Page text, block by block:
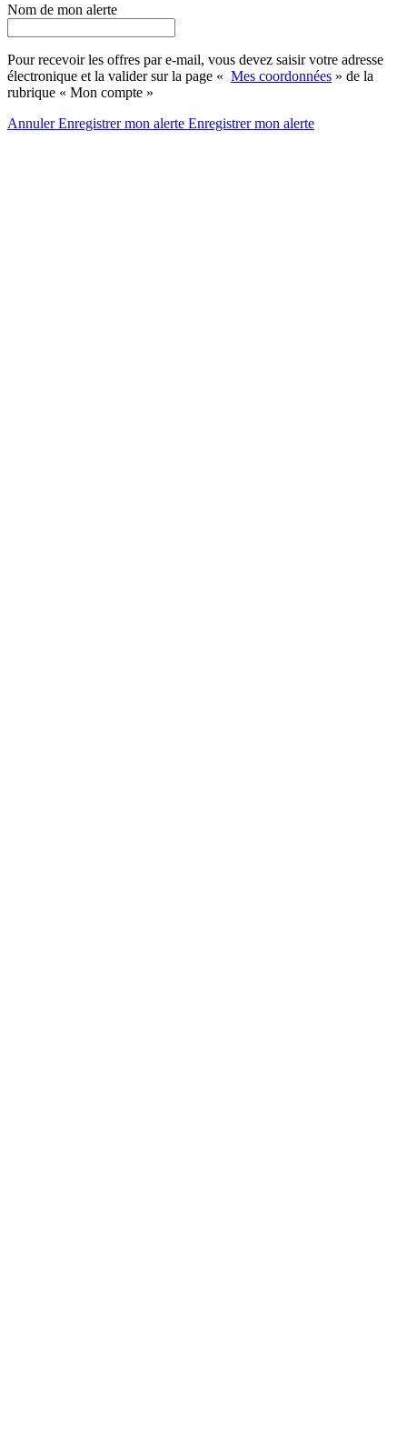
Nom de mon alerte
Pour recevoir les offres par e-mail, vous devez saisir votre adresse
électronique et la valider sur la page « Mes coordonnées » de la
rubrique « Mon compte »
AnnulerEnregistrer mon alerte Enregistrermon alerte